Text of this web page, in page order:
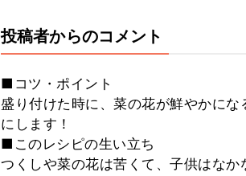
投稿者からのコメント
■コツ・ポイント
盛り付けた時に、菜の花が鮮やかに
にします！
■このレシピの生い立ち
つくしや菜の花は苦くて、子供はな